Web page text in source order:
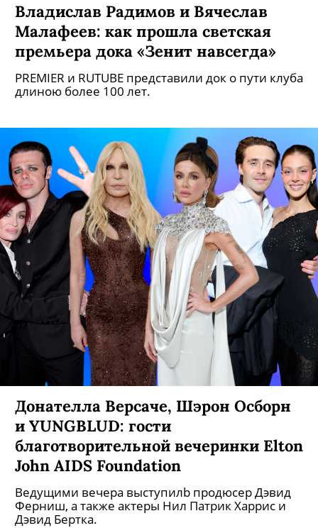
Владислав Радимов и Вячеслав
Малафеев: как прошла светская
премьера дока «Зенит навсегда»
PREMIER и RUTUBE представили док о пути клуба
длиною более 100 лет.
Донателла Версаче, Шэрон Осборн
и YUNGBLUD: гости
благотворительной вечеринки Elton
John AIDS Foundation
Ведущими вечера выступилb продюсер Дэвид
Ферниш, а также актеры Нил Патрик Харрис и
Дэвид Бертка.